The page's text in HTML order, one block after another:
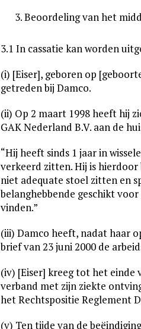
Beoordeling van het
3.1 In cassatie kan worden
(i) [Eiser], geboren op
getreden bij Damco.
(ii) Op 2 maart 1998 heeft hij
GAK Nederland B.V. aan de
“Hij heeft sinds 1 jaar in
verkeerd zitten. Hij is
niet adequate stoel zitten en
belanghebbende geschikt
vinden.”
(iii) Damco heeft, nadat haar
brief van 23 juni 2000 de
(iv) [Eiser] kreeg tot het einde
verband met zijn ziekte
het Rechtspositie Reglement
(v) Ten tijde van de